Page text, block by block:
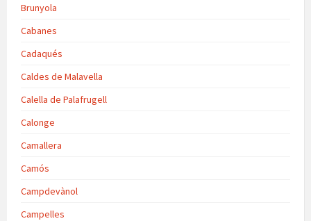
Brunyola
Cabanes
Cadaqués
Caldes de Malavella
Calella de Palafrugell
Calonge
Camallera
Camós
Campdevànol
Campelles